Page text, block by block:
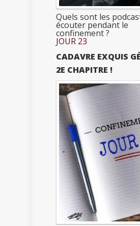
Quels sont les
écouter pendant le
confinement ?
JOUR 23
CADAVRE EXQUIS
2E CHAPITRE !